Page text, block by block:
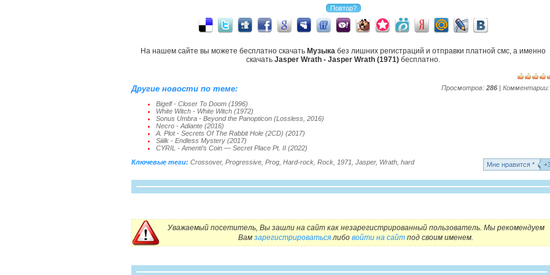
На нашем сайте вы можете бесплатно скачать Музыка без лишних регистраций и отправки платной смс, а именно
скачать Jasper Wrath - Jasper Wrath (1971) бесплатно.
Просмотров: 286 | Комментарии:
Другие новости по теме:
Bigelf - Closer To Doom (1996)
White Witch - White Witch (1972)
Sonus Umbra - Beyond the Panopticon (Lossless, 2016)
Necro - Adiante (2016)
A. Plot - Secrets Of The Rabbit Hole (2CD) (2017)
Siiilk - Endless Mystery (2017)
CYRIL - Amenti’s Coin — Secret Place Pt. II (2022)
Mне нравится *
Ключевые теги: Crossover, Progressive Prog Hard-rock Rock 1971 Jasper, Wrath hard
Уважаемый посетитель, Вы зашли на сайт как незарегистрированный пользователь. Мы рекомендуем
Вам зарегистрироватьсялибо войти на сайт под своим именем.